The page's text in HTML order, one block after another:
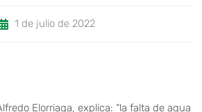
1 de julio de 2022
Elorriaga, explica: “la falta de agua